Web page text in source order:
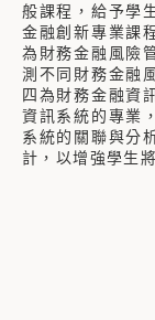
般課程，給予學
金融創新專業課
為財務金融風險
測不同財務金融
四為財務金融資
資訊系統的專業
系統的關聯與分
計，以增強學生